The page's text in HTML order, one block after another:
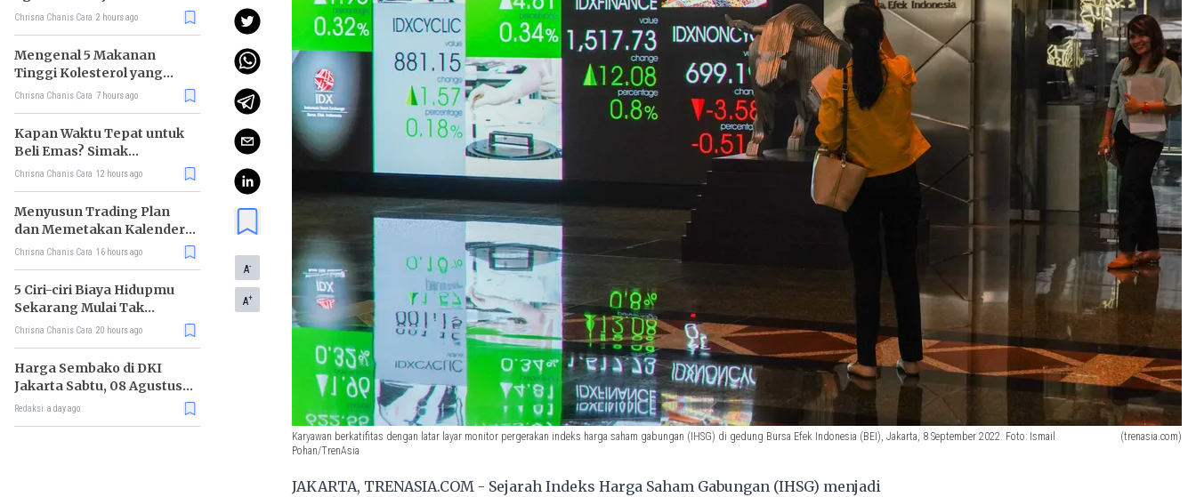
Nyaman Ditinggali
Chrisna Chanis Cara 2 hours ago
Mengenal 5 Makanan
Tinggi Kolesterol yang
Justru Menyehatkan
Chrisna Chanis Cara 7 hours ago
Kapan Waktu Tepat untuk
Beli Emas? Simak
Strateginya
Chrisna Chanis Cara 12 hours ago
Menyusun Trading Plan
dan Memetakan Kalender
Ekonomi Mingguan
Chrisna Chanis Cara 16 hours ago
5 Ciri-ciri Biaya Hidupmu
Sekarang Mulai Tak
Terkendali
Chrisna Chanis Cara 20 hours ago
Harga Sembako di DKI
Jakarta Sabtu, 08 Agustus
2026, Daging Kambing
Redaksi a day ago
A-
A+
Karyawan berkatifitas dengan latar layar monitor pergerakan indeks harga saham gabungan (IHSG) di gedung Bursa Efek Indonesia (BEI), Jakarta, 8 September 2022. Foto: Ismail
Pohan/TrenAsia
(trenasia.com)
JAKARTA, TRENASIA.COM - Sejarah Indeks Harga Saham Gabungan (IHSG) menjadi